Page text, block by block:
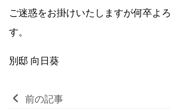
ご迷惑をお掛けいたしますが何卒よ
す。
別邸 向日葵
前の記事